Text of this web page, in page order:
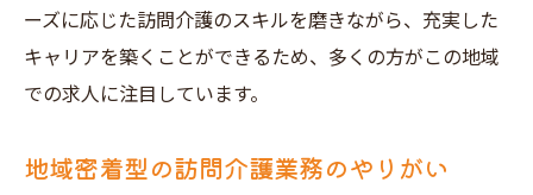
神戸市北区で訪問介護求人を選ぶ際のポイント
とは
求人選びで注目すべきポイント
訪問介護における求められるスキルとは
ーズに応じた訪問介護のスキルを磨きながら、充実した
キャリアを築くことができるため、多くの方がこの地域
での求人に注目しています。
地域密着型の訪問介護業務のやりがい